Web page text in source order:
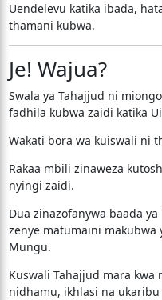
Uendelevu katika ibada,
thamani kubwa.
Je! Wajua?
Swala ya Tahajjud ni
fadhila kubwa zaidi katika
Wakati bora wa kuiswali ni
Rakaa mbili zinaweza
nyingi zaidi.
Dua zinazofanywa baada
zenye matumaini makubwa
Mungu.
Kuswali Tahajjud mara
nidhamu, ikhlasi na